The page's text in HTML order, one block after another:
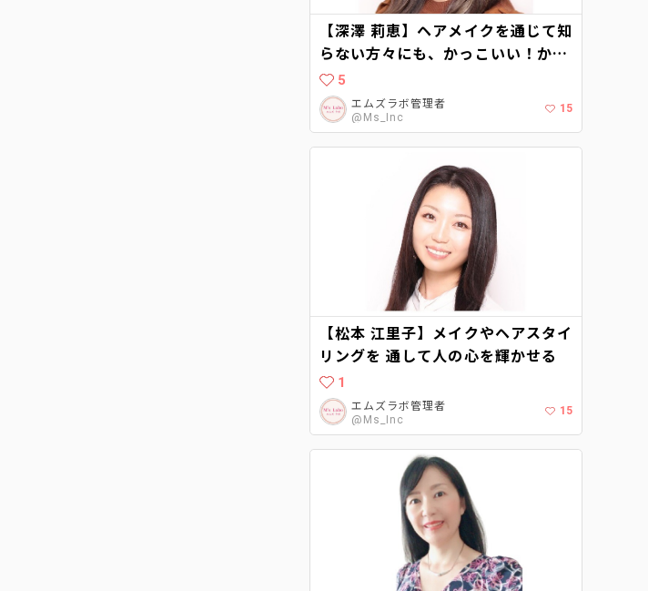
【深澤 莉恵】ヘアメイクを通じて知
らない方々にも、かっこいい！かわ
いい！を与えられるような存在にな
る
5
エムズラボ管理者
@Ms_Inc
15
【松本 江里子】メイクやヘアスタイ
リングを 通して⼈の⼼を輝かせる
1
エムズラボ管理者
@Ms_Inc
15